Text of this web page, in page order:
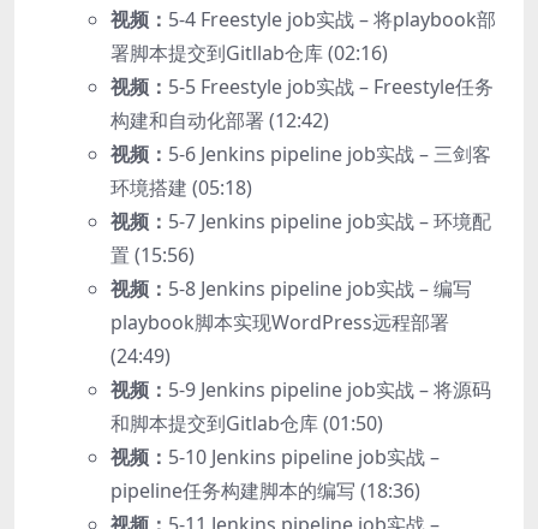
视频： 5-4 Freestyle job实战 – 将playbook部
署脚本提交到Gitllab仓库 (02:16)
视频： 5-5 Freestyle job实战 – Freestyle任务
构建和自动化部署 (12:42)
视频： 5-6 Jenkins pipeline job实战 – 三剑客
环境搭建 (05:18)
视频： 5-7 Jenkins pipeline job实战 – 环境配
置 (15:56)
视频： 5-8 Jenkins pipeline job实战 – 编写
playbook脚本实现WordPress远程部署
(24:49)
视频： 5-9 Jenkins pipeline job实战 – 将源码
和脚本提交到Gitlab仓库 (01:50)
视频： 5-10 Jenkins pipeline job实战 –
pipeline任务构建脚本的编写 (18:36)